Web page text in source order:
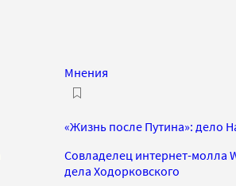
Мнения
«Жизнь после Путина»: дело
Совладелец интернет-молла
дела Ходорковского